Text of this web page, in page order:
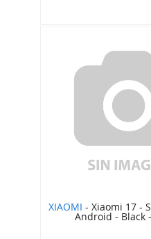
XIAOMI - Xiaomi 17 -
Android - Black